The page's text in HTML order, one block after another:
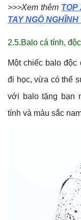
>>>Xem thêm TOP
TAY NGỘ
2.5.Balo cá tính,
Một chiếc balo
đi học, vừa có thể
với balo tặng bạn
tính và màu sắc